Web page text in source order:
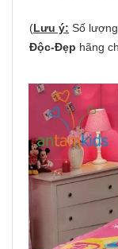
(Lưu ý: Số
Độc-Đẹp hãng